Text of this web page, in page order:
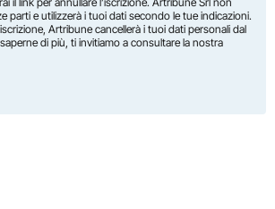
parti e utilizzerà i tuoi dati secondo le tue indicazioni.
Artribune cancellerà i tuoi dati personali dal
di più, ti invitiamo a consultare la nostra